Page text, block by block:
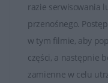
razie serwisowania
przenośnego.
w tym filmie, aby
części, a następnie
zamienne w celu